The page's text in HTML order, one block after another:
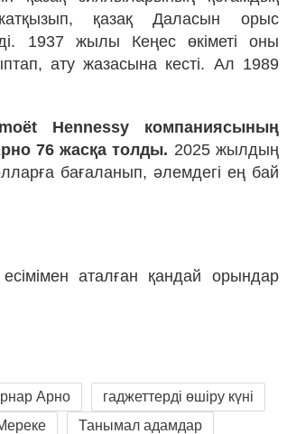
қазақ Даласын орыс
1937 жылы Кеңес өкіметі оны
ату жазасына кесті. Ал 1989
Hennessy компаниясының
76 жасқа толды. 2025 жылдың
бағаланып, әлемдегі ең бай
аталған қандай орындар
Арно
гаджеттерді өшіру күні
Танымал адамдар